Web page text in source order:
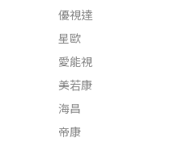
優視達
星歐
愛能視
美若康
海昌
帝康